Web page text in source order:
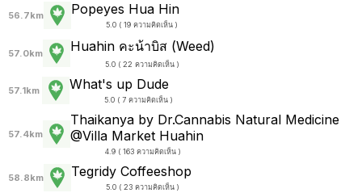
56.7km Popeyes Hua Hin
5.0 ( 19 ความคิดเห็น )
57.0km Huahin คะน้าบิส (Weed)
5.0 ( 22 ความคิดเห็น )
57.1km What's up Dude
5.0 ( 7 ความคิดเห็น )
57.4km
Thaikanya by Dr.Cannabis Natural Medicine
@Villa Market Huahin
4.9 ( 163 ความคิดเห็น )
58.8km Tegridy Coffeeshop
5.0 ( 23 ความคิดเห็น )